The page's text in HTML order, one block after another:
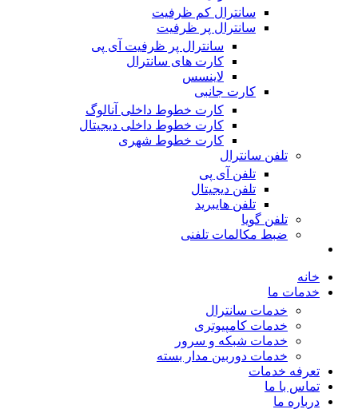
سانترال کم ظرفیت
سانترال پر ظرفیت
سانترال پر ظرفیت آی پی
کارت های سانترال
لاینسس
کارت جانبی
کارت خطوط داخلی آنالوگ
کارت خطوط داخلی دیجیتال
کارت خطوط شهری
تلفن سانترال
تلفن آی پی
تلفن دیجیتال
تلفن هایبرید
تلفن گویا
ضبط مکالمات تلفنی
خانه
خدمات ما
خدمات سانترال
خدمات کامپیوتری
خدمات شبکه و سرور
خدمات دوربین مدار بسته
تعرفه خدمات
تماس با ما
درباره ما